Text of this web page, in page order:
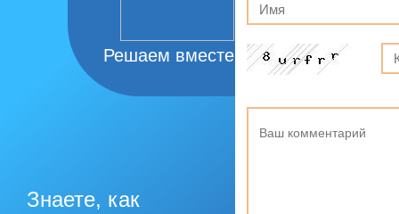
Решаем вместе
Знаете, как